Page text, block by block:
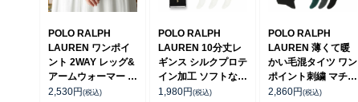
POLO RALPH
LAUREN ワンポイ
ント 2WAY レッグ&
アームウォーマー オ
ーガニックコットン
2,530円 (税込)
POLO RALPH
LAUREN 10分丈レ
ギンス シルクプロテ
イン加工 ソフトな肌
触 80デニールワン
1,980円(税込)
POLO RALPH
LAUREN 薄くて暖
かい毛混タイツ ワン
ポイント刺繍 マチ付
レディース
2,860円(税込)